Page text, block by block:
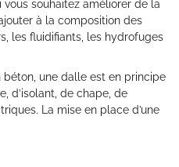
souhaitez améliorer de la
à la composition des
les fluidifiants, les hydrofuges
béton, une dalle est en principe
d’isolant, de chape, de
La mise en place d’une